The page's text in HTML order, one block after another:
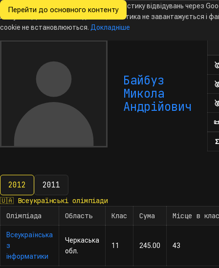
Перейти до основного контенту
Всеукраїнські
з інформатики
НовиниОлімпіадиКалендарБаза даних
Байбуз
Микола
Андрійович
Σ
2012 2011
2012
🇺🇦 Всеукраїнські олімпіади
Олімпіада
Область Клас Сума Місце в
Всеукраїнська
з
інформатики
Черкаська
обл.
11 245.00 43
Ми хочемо збирати знеособлену статистику відвідувань через
Analytics. Доки ви не погодитесь, аналітика не завантажується і
cookie не встановлюються. Докладніше